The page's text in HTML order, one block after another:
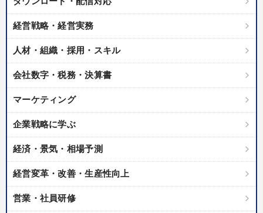
経営戦略・経営実務
人材・組織・採用・スキル
会社数字・税務・決算書
マーケティング
企業戦略に学ぶ
経済・景気・相場予測
経営変革・改善・生産性向上
営業・社員研修